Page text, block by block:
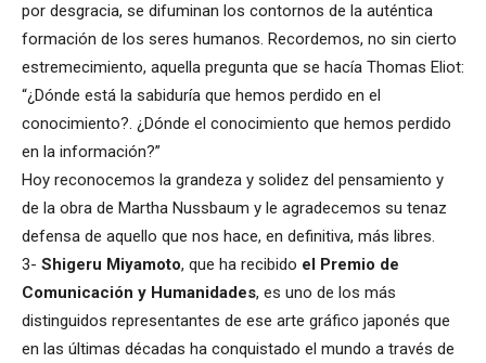
por desgracia, se difuminan los contornos de la auténtica
formación de los seres humanos. Recordemos, no sin cierto
estremecimiento, aquella pregunta que se hacía Thomas Eliot:
“¿Dónde está la sabiduría que hemos perdido en el
conocimiento?. ¿Dónde el conocimiento que hemos perdido
en la información?”
Hoy reconocemos la grandeza y solidez del pensamiento y
de la obra de Martha Nussbaum y le agradecemos su tenaz
defensa de aquello que nos hace, en definitiva, más libres.
3- Shigeru Miyamoto, que ha recibido el Premio de
Comunicación y Humanidades, es uno de los más
distinguidos representantes de ese arte gráfico japonés que
en las últimas décadas ha conquistado el mundo a través de